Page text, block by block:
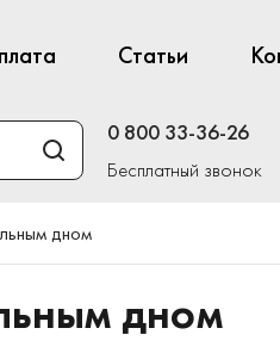
Статьи
0 800 33-36-26
Бесплатный звонок
дном
дном